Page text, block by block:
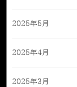
2025年5月
2025年4月
2025年3月